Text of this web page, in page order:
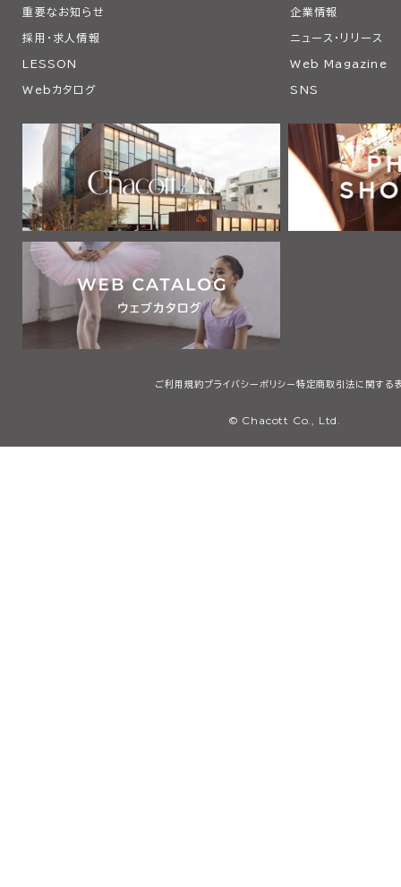
重要なお知らせ 企業情報
採用・求人情報 ニュース・リリース
LESSON Web Magazine
Webカタログ SNS
ご利用規約プライバシーポリシー 特定商取引法に関する
© Chacott Co., Ltd.